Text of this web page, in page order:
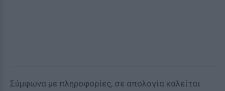
Σύμφωνα με πληροφορίες, σε απολογία καλείται